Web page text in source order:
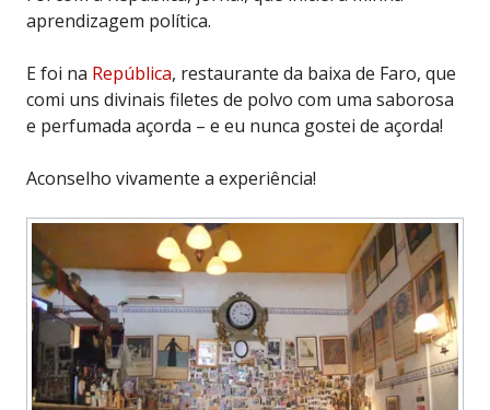
aprendizagem política.
E foi na República, restaurante da baixa de Faro, que
comi uns divinais filetes de polvo com uma saborosa
e perfumada açorda – e eu nunca gostei de açorda!
Aconselho vivamente a experiência!